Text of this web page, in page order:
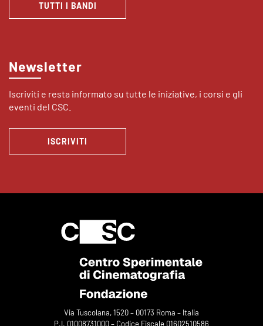
TUTTI I BANDI
Newsletter
Iscriviti e resta informato su tutte le iniziative, i corsi e gli
eventi del CSC.
ISCRIVITI
Via Tuscolana, 1520 – 00173 Roma – Italia
P.I. 01008731000 – Codice Fiscale 01602510586